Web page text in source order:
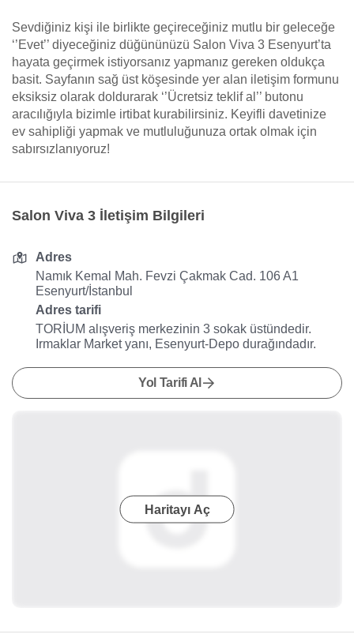
Sevdiğiniz kişi ile birlikte geçireceğiniz mutlu bir geleceğe
‘’Evet’’ diyeceğiniz düğününüzü Salon Viva 3 Esenyurt’ta
hayata geçirmek istiyorsanız yapmanız gereken oldukça
basit. Sayfanın sağ üst köşesinde yer alan iletişim formunu
eksiksiz olarak doldurarak ‘’Ücretsiz teklif al’’ butonu
aracılığıyla bizimle irtibat kurabilirsiniz. Keyifli davetinize
ev sahipliği yapmak ve mutluluğunuza ortak olmak için
sabırsızlanıyoruz!
Salon Viva 3 İletişim Bilgileri
Adres
Namık Kemal Mah. Fevzi Çakmak Cad. 106 A1
Esenyurt/İstanbul
Adres tarifi
TORİUM alışveriş merkezinin 3 sokak üstündedir.
Irmaklar Market yanı, Esenyurt-Depo durağındadır.
Yol Tarifi Al
Haritayı Aç